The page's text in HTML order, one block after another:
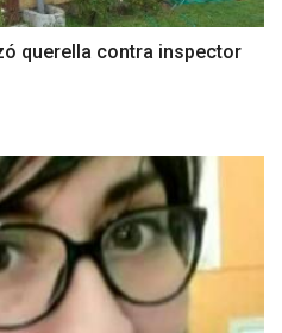
querella contra inspector